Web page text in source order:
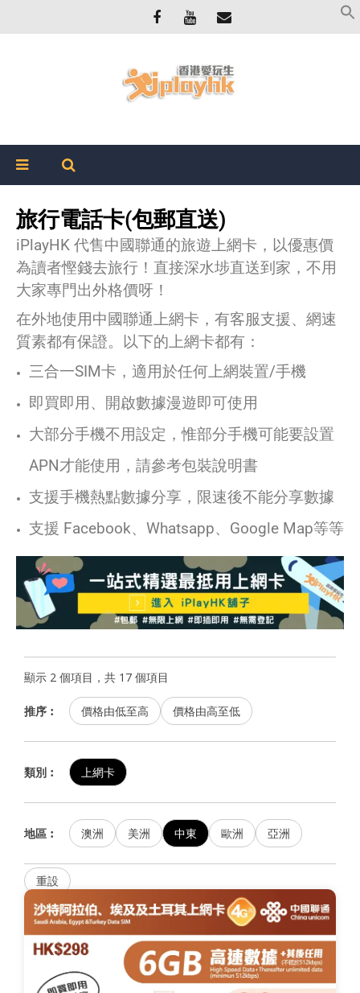
旅行電話卡(包郵直送)
iPlayHK 代售中國聯通的旅遊上網卡，以優惠價
為讀者慳錢去旅行！直接深水埗直送到家，不用
大家專門出外格價呀！
在外地使用中國聯通上網卡，有客服支援、網速
質素都有保證。以下的上網卡都有：
三合一SIM卡，適用於任何上網裝置/手機
即買即用、開啟數據漫遊即可使用
大部分手機不用設定，惟部分手機可能要設置
APN才能使用，請參考包裝說明書
支援手機熱點數據分享，限速後不能分享數據
支援 Facebook、Whatsapp、Google Map等等
顯示 2 個項目，共 17 個項目
推序︰ 價格由低至高 價格由高至低
類別︰ 上網卡
地區︰ 澳洲 美洲 中東 歐洲 亞洲
重設